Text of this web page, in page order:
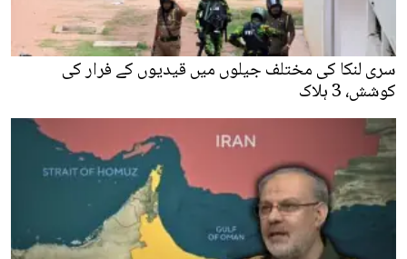
سری لنکا کی مختلف جیلوں میں قیدیوں کے فرار کی
کوشش، 3 ہلاک